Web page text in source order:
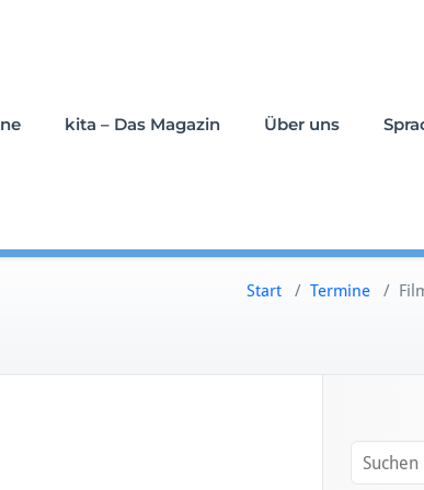
kita – Das Magazin Über uns
Start / Termine /